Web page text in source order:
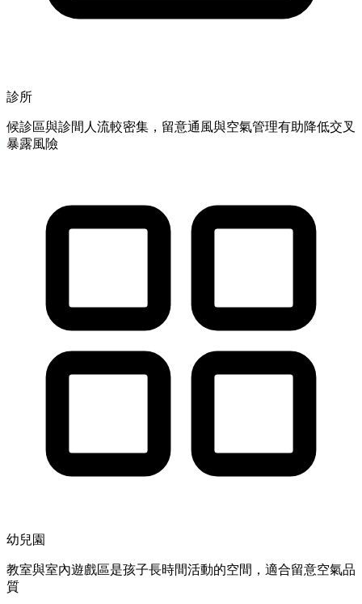
診所
候診區與診間人流較密集，留意通風與空氣管理有助降低交叉
暴露風險
幼兒園
教室與室內遊戲區是孩子長時間活動的空間，適合留意空氣品
質